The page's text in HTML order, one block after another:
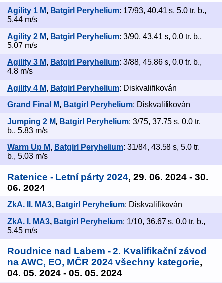
Agility 1 M, Batgirl Peryhelium: 17/93, 40.41 s, 5.0 tr. b.,
5.44 m/s
Agility 2 M, Batgirl Peryhelium: 3/90, 43.41 s, 0.0 tr. b.,
5.07 m/s
Agility 3 M, Batgirl Peryhelium: 3/88, 45.86 s, 0.0 tr. b.,
4.8 m/s
Agility 4 M, Batgirl Peryhelium: Diskvalifikován
Grand Final M, Batgirl Peryhelium: Diskvalifikován
Jumping 2 M, Batgirl Peryhelium: 3/75, 37.75 s, 0.0 tr.
b., 5.83 m/s
Warm Up M, Batgirl Peryhelium: 31/84, 43.58 s, 5.0 tr.
b., 5.03 m/s
Ratenice - Letní párty 2024, 29. 06. 2024 - 30.
06. 2024
ZkA. II. MA3, Batgirl Peryhelium: Diskvalifikován
ZkA. I. MA3, Batgirl Peryhelium: 1/10, 36.67 s, 0.0 tr. b.,
5.45 m/s
Roudnice nad Labem - 2. Kvalifikační závod
na AWC, EO, MČR 2024 všechny kategorie,
04. 05. 2024 - 05. 05. 2024